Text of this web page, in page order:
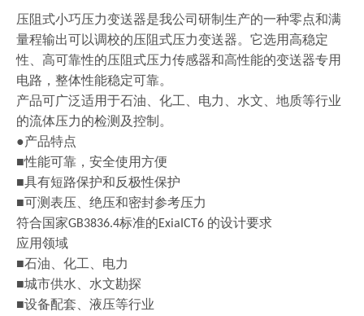
压阻式小巧压力变送器是我公司研制生产的一种零点和满
量程输出可以调校的压阻式压力变送器。它选用高稳定
性、高可靠性的压阻式压力传感器和高性能的变送器专用
电路，整体性能稳定可靠。
产品可广泛适用于石油、化工、电力、水文、地质等行业
的流体压力的检测及控制。
●产品特点
■性能可靠，安全使用方便
■具有短路保护和反极性保护
■可测表压、绝压和密封参考压力
符合国家GB3836.4标准的ExiaICT6 的设计要求
应用领域
■石油、化工、电力
■城市供水、水文勘探
■设备配套、液压等行业